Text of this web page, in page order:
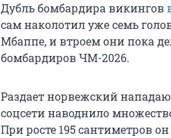
Дубль бомбардира викингов
сам наколотил уже семь
Мбаппе, и втроем они пока
бомбардировЧМ-2026.
Раздает норвежский
соцсети наводнило
При росте 195сантиметров